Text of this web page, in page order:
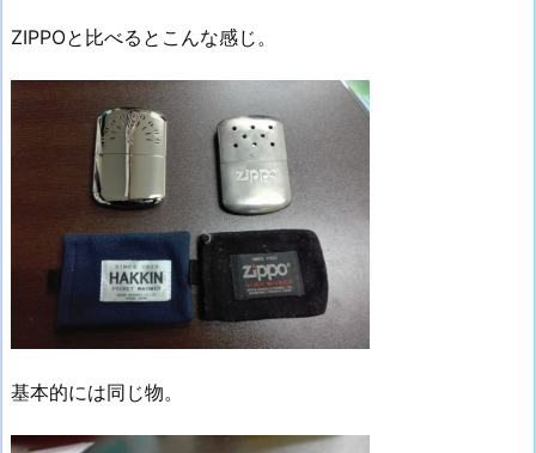
ZIPPOと比べるとこんな感じ。
基本的には同じ物。